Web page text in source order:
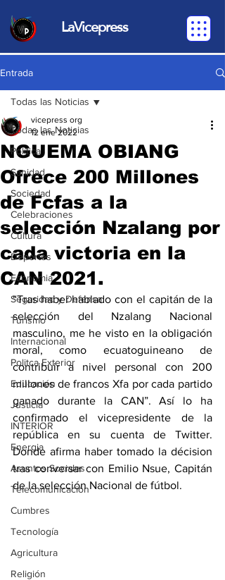
LaVicepress
Entrada
Todas las Noticias
Política
Sanidad
Sociedad
Celebraciones
Cultura
Deportes
Economia
Seguridad y Defensa
Turismo
Internacional
Politca Exterior
Educación
Justicia
INTERIOR
Energia
Asuntos Sociales
Telecomunicación
Cumbres
Tecnología
Agricultura
Religión
Todas las Noticias
NGUEMA OBIANG
Ofrece 200 Millones
de Fcfas a la
selección Nzalang por
cada victoria en la
CAN 2021.
vicepress org
12 ene 2022
“Tras haber hablado con el capitán de la
selección del Nzalang Nacional
masculino, me he visto en la obligación
moral, como ecuatoguineano de
contribuir a nivel personal con 200
millones de francos Xfa por cada partido
ganado durante la CAN”. Así lo ha
confirmado el vicepresidente de la
república en su cuenta de Twitter.
Donde afirma haber tomado la décision
tras conversar con Emilio Nsue, Capitán
de la selección Nacional de fútbol.